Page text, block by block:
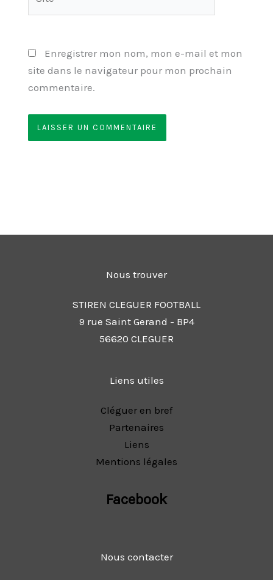
Enregistrer mon nom, mon e-mail et mon
site dans le navigateur pour mon prochain
commentaire.
Nous trouver
STIREN CLEGUER FOOTBALL
9 rue Saint Gerand - BP4
56620 CLEGUER
Liens utiles
Cléguer en bref
Partenaires
Liens
Mentions légales
Facebook
Nous contacter